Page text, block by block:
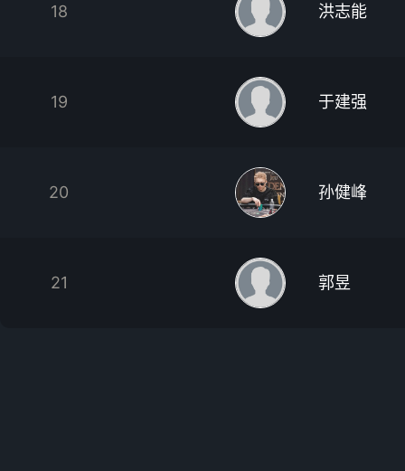
18 洪志能
19 于建强
20 孙健峰
21 郭昱